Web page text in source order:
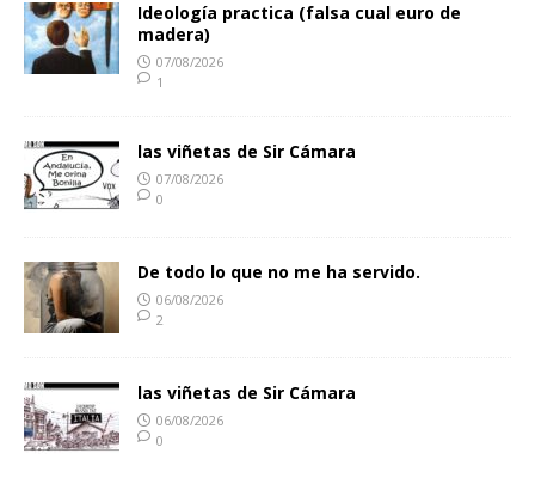
Ideología practica (falsa cual euro de
madera)
07/08/2026
1
las viñetas de Sir Cámara
07/08/2026
0
De todo lo que no me ha servido.
06/08/2026
2
las viñetas de Sir Cámara
06/08/2026
0